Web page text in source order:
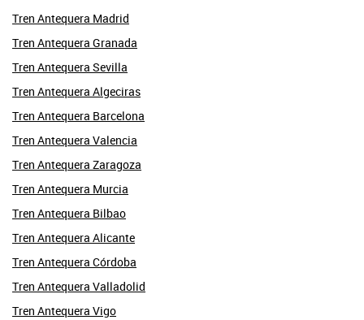
Tren Antequera Madrid
Tren Antequera Granada
Tren Antequera Sevilla
Tren Antequera Algeciras
Tren Antequera Barcelona
Tren Antequera Valencia
Tren Antequera Zaragoza
Tren Antequera Murcia
Tren Antequera Bilbao
Tren Antequera Alicante
Tren Antequera Córdoba
Tren Antequera Valladolid
Tren Antequera Vigo